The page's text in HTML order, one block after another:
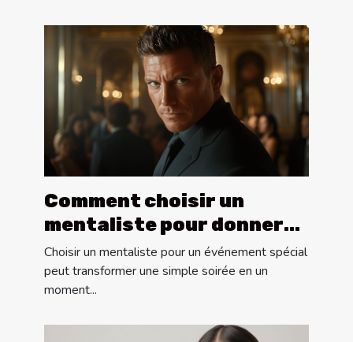
Comment choisir un
mentaliste pour donner
vie à vos événements
spéciaux
Choisir un mentaliste pour un événement spécial
peut transformer une simple soirée en un
moment...